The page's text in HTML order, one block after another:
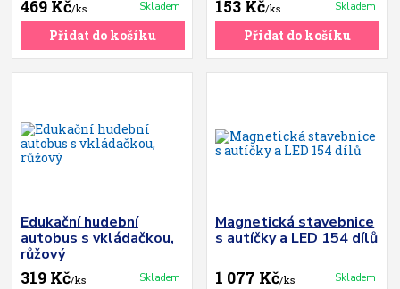
469 Kč/ks Skladem
Přidat do košíku
153 Kč/ks Skladem
Přidat do košíku
Edukační hudební
autobus s vkládačkou,
růžový
319 Kč/ks Skladem
Magnetická stavebnice
s autíčky a LED 154 dílů
1 077 Kč/ks Skladem